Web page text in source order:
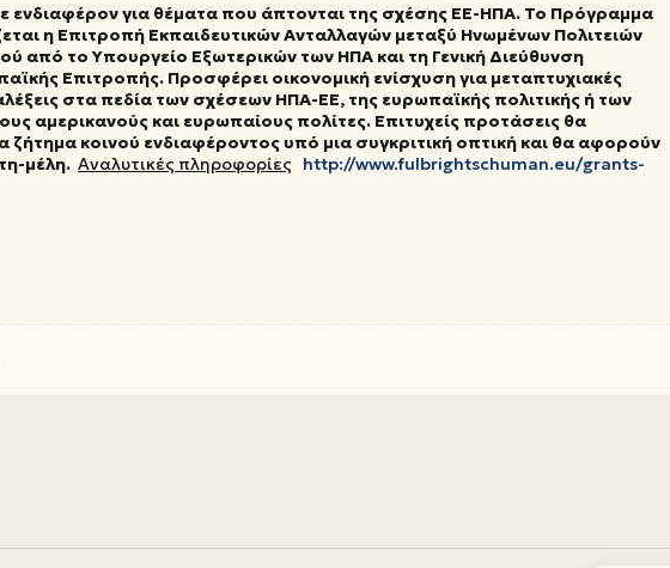
ενδιαφέρον για θέματα που άπτονται της σχέσης ΕΕ-ΗΠΑ. Το Πρόγραμμα
η Επιτροπή Εκπαιδευτικών Ανταλλαγών μεταξύ Ηνωμένων Πολιτειών
από το Υπουργείο Εξωτερικών των ΗΠΑ και τη Γενική Διεύθυνση
Επιτροπής. Προσφέρει οικονομική ενίσχυση για μεταπτυχιακές
στα πεδία των σχέσεων ΗΠΑ-ΕΕ, της ευρωπαϊκής πολιτικής ή των
αμερικανούς και ευρωπαίους πολίτες. Επιτυχείς προτάσεις θα
κοινού ενδιαφέροντος υπό μια συγκριτική οπτική και θα αφορούν
μέλη. Αναλυτικές πληροφορίες http://www.fulbrightschuman.eu/grants-